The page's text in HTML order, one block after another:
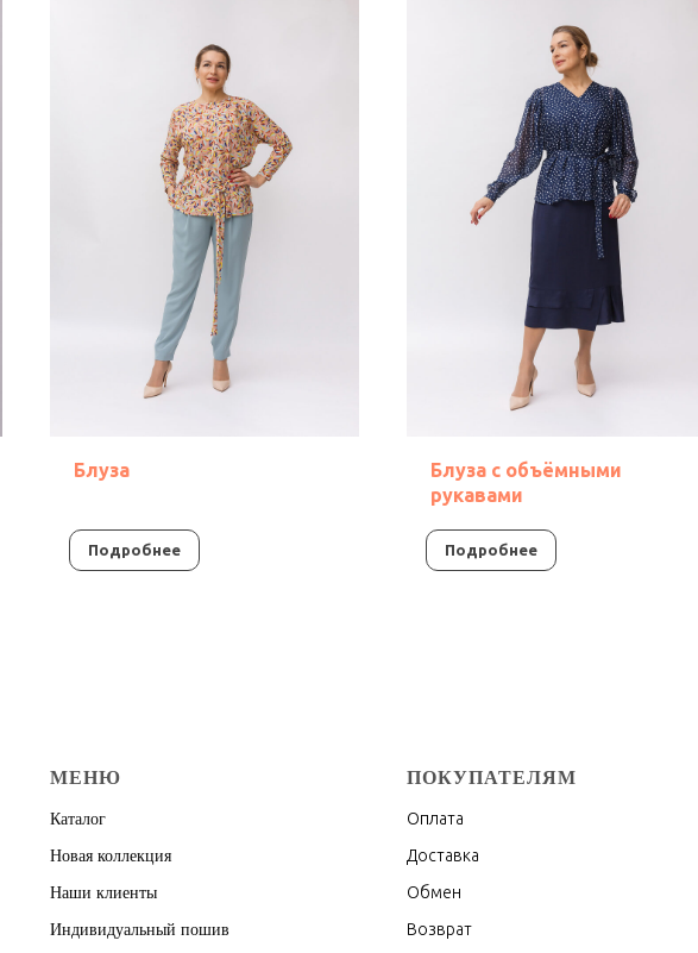
Блуза
Подробнее
Блуза с объёмными
рукавами
Подробнее
МЕНЮ
Каталог
Новая коллекция
Наши клиенты
Индивидуальный пошив
ПОКУПАТЕЛЯМ
Оплата
Доставка
Обмен
Возврат